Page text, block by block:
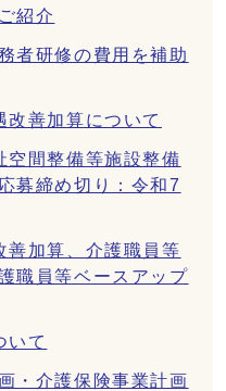
紹介
者研修の費用を補助
善加算について
空間整備等施設整備
募締め切り：令和7
善加算、介護職員等
職員等ベースアップ
いて
・介護保険事業計画